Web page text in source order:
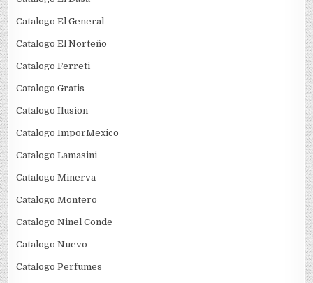
Catalogo El General
Catalogo El Norteño
Catalogo Ferreti
Catalogo Gratis
Catalogo Ilusion
Catalogo ImporMexico
Catalogo Lamasini
Catalogo Minerva
Catalogo Montero
Catalogo Ninel Conde
Catalogo Nuevo
Catalogo Perfumes